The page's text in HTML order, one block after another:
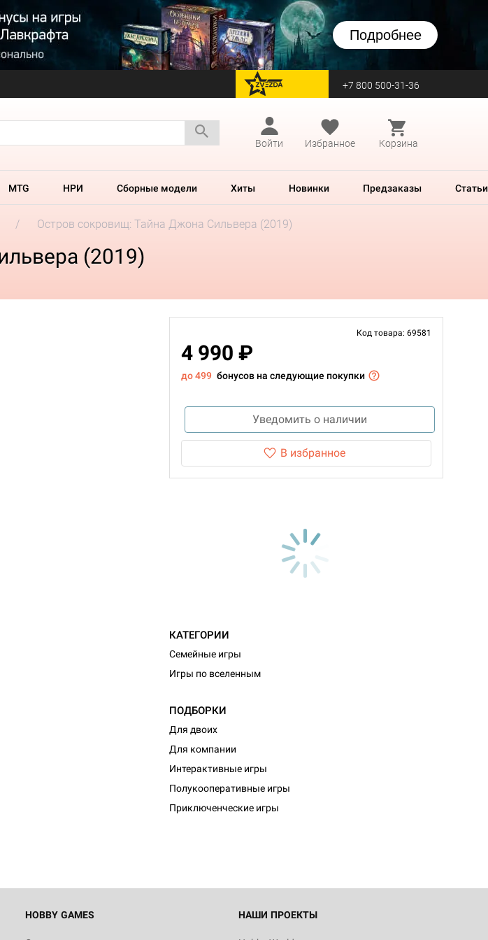
Подробнее
перейти на Zvezda +7 800 500-31-36
Войти
Избранное Корзина
MTG НРИ Сборные модели Хиты Новинки Предзаказы Статьи
Остров сокровищ: Тайна Джона Сильвера (2019)
(2019)
Код товара: 69581
4 990 ₽
до 499 бонусов на следующие покупки
Уведомить о наличии
В избранное
КАТЕГОРИИ
Семейные игры
Игры по вселенным
ПОДБОРКИ
Для двоих
Для компании
Интерактивные игры
Полукооперативные игры
Приключенческие игры
HOBBY GAMES НАШИ ПРОЕКТЫ